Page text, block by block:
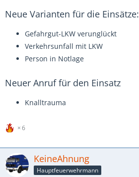
Neue Varianten für die Einsätze:
Gefahrgut-LKW verunglückt
Verkehrsunfall mit LKW
Person in Notlage
Neuer Anruf für den Einsatz
Knalltrauma
6
KeineAhnung
Hauptfeuerwehrmann